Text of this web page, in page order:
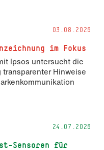
03.08.2026
im Fokus
Ipsos untersucht die
transparenter Hinweise
24.07.2026
Sensoren für